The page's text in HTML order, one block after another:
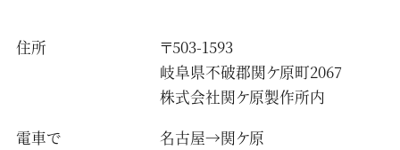
住所
〒503-1593
岐阜県不破郡関ケ原町2067
株式会社関ケ原製作所内
電車で
名古屋→関ケ原